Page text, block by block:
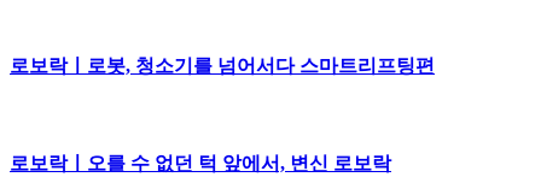
로보락ㅣ로봇, 청소기를 넘어서다 스마트리프팅편
로보락ㅣ오를 수 없던 턱 앞에서, 변신 로보락